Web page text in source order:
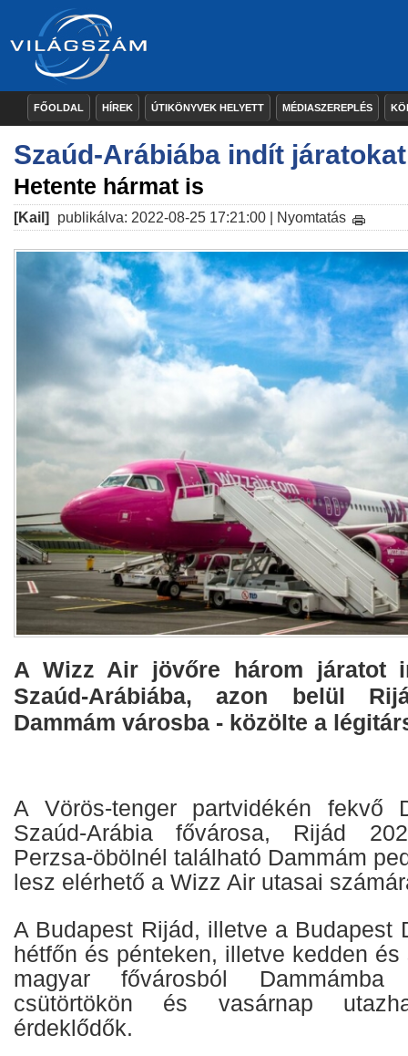
FŐOLDAL HÍREK ÚTIKÖNYVEK HELYETT MÉDIASZEREPLÉS
Szaúd-Arábiába indít
Hetente hármat is
[Kail] publikálva: 2022-08-25 17:21:00 | Nyomtatás
A Wizz Air jövőre három járatot
Szaúd-Arábiába, azon belül
Dammám városba - közölte a
A Vörös-tenger partvidékén fekvő
Szaúd-Arábia fővárosa, Rijád
Perzsa-öbölnél található Dammám
lesz elérhető a Wizz Air utasai
A Budapest Rijád, illetve a Budapest
hétfőn és pénteken, illetve kedden
magyar fővárosból
csütörtökön és vasárnap
érdeklődők.